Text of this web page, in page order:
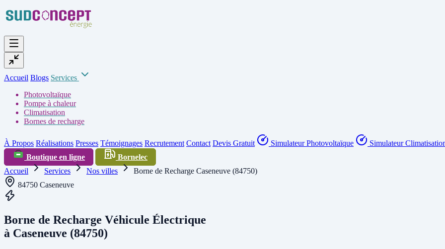
Accueil Blogs Services
Photovoltaïque
Pompe à chaleur
Climatisation
Bornes de recharge
À Propos Réalisations Presses Témoignages Recrutement Contact Devis Gratuit Simulateur Photovoltaïque Simulateur
Boutique en ligne
Bornelec
Accueil
Services Nos villes
Borne de Recharge Caseneuve (84750)
84750 Caseneuve
Borne de Recharge Véhicule Électrique
à Caseneuve (84750)